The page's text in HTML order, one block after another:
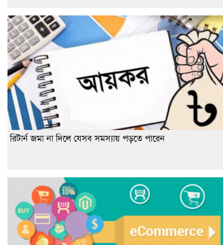
রিটার্ন জমা না দিলে যেসব সমস্যায় পড়তে পারেন